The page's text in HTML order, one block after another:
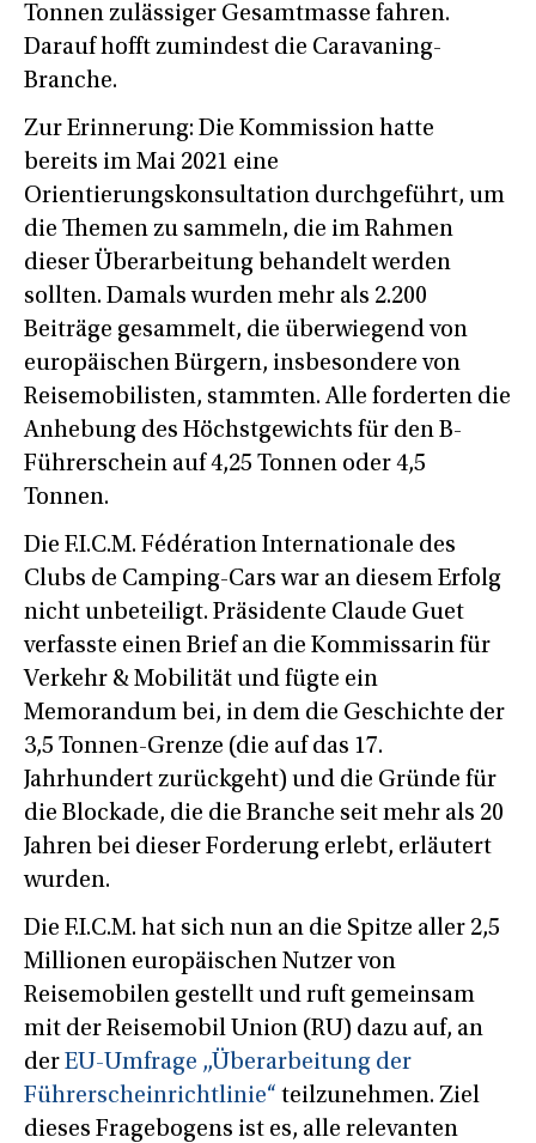
Tonnen zulässiger Gesamtmasse fahren.
Darauf hofft zumindest die Caravaning-
Branche.
Zur Erinnerung: Die Kommission hatte
bereits im Mai 2021 eine
Orientierungskonsultation durchgeführt, um
die Themen zu sammeln, die im Rahmen
dieser Überarbeitung behandelt werden
sollten. Damals wurden mehr als 2.200
Beiträge gesammelt, die überwiegend von
europäischen Bürgern, insbesondere von
Reisemobilisten, stammten. Alle forderten die
Anhebung des Höchstgewichts für den B-
Führerschein auf 4,25 Tonnen oder 4,5
Tonnen.
Die F.I.C.M. Fédération Internationale des
Clubs de Camping-Cars war an diesem Erfolg
nicht unbeteiligt. Präsidente Claude Guet
verfasste einen Brief an die Kommissarin für
Verkehr & Mobilität und fügte ein
Memorandum bei, in dem die Geschichte der
3,5 Tonnen-Grenze (die auf das 17.
Jahrhundert zurückgeht) und die Gründe für
die Blockade, die die Branche seit mehr als 20
Jahren bei dieser Forderung erlebt, erläutert
wurden.
Die F.I.C.M. hat sich nun an die Spitze aller 2,5
Millionen europäischen Nutzer von
Reisemobilen gestellt und ruft gemeinsam
mit der Reisemobil Union (RU) dazu auf, an
der EU-Umfrage „Überarbeitung der
Führerscheinrichtlinie“ teilzunehmen. Ziel
dieses Fragebogens ist es, alle relevanten